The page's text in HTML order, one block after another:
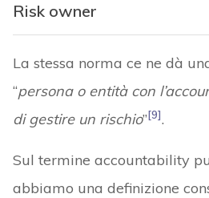
Risk owner
La stessa norma ce ne dà
“persona o entità con
di gestire un rischio”[9].
Sul termine accountability
abbiamo una definizione